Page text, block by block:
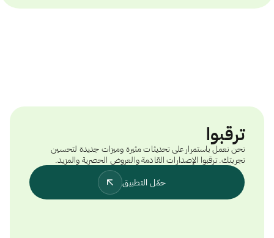
ترقبوا
نحن نعمل باستمرار على تحديثات مثيرة وميزات جديدة لتحسين
تجربتك. ترقبوا الإصدارات القادمة والعروض الحصرية والمزيد.
حمّل التطبيق